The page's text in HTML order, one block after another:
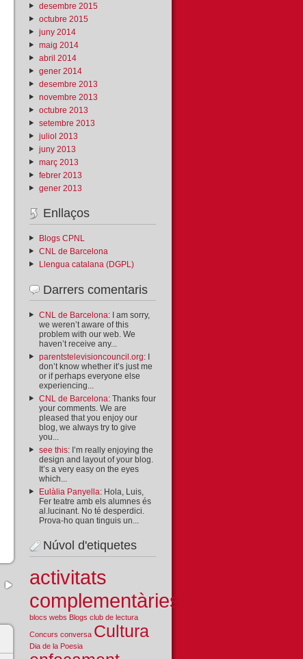
desembre 2015
octubre 2015
juny 2014
maig 2014
abril 2014
gener 2014
desembre 2013
novembre 2013
octubre 2013
setembre 2013
juliol 2013
juny 2013
març 2013
febrer 2013
gener 2013
Enllaços
Blogs CPNL
CNL de Barcelona
Llengua catalana (DGPL)
Darrers comentaris
CNL de Barcelona: I am sorry,
we weren’t aware of this
problem with our web. We
haven’t receive any...
parentstelevisioncouncil.org: I
don’t know whether it’s just me
or if perhaps everyone else
experiencing...
CNL de Barcelona: Thanks four
your comments. We are
pleased that you enjoy our
blog, we always try to give
you...
see this: I’m really enjoying the
design and layout of your blog.
It’s a very easy on the eyes
which...
Eulàlia Panyella: Hola, Luis,
Fer teatre amb els alumnes és
al.lucinant. No té desperdici.
Prova-ho quan tinguis un...
Núvol d'etiquetes
activitats
complementàries
blocs webs Blogs club de lectura
Concurs conversa Cultura
Dia de la Poesia